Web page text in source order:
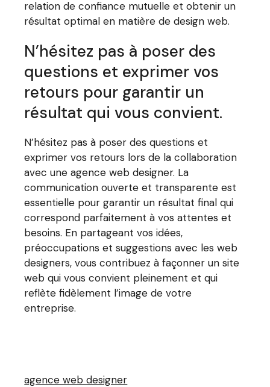
relation de confiance mutuelle et obtenir un
résultat optimal en matière de design web.
N’hésitez pas à poser des
questions et exprimer vos
retours pour garantir un
résultat qui vous convient.
N’hésitez pas à poser des questions et
exprimer vos retours lors de la collaboration
avec une agence web designer. La
communication ouverte et transparente est
essentielle pour garantir un résultat final qui
correspond parfaitement à vos attentes et
besoins. En partageant vos idées,
préoccupations et suggestions avec les web
designers, vous contribuez à façonner un site
web qui vous convient pleinement et qui
reflète fidèlement l’image de votre
entreprise.
agence web designer